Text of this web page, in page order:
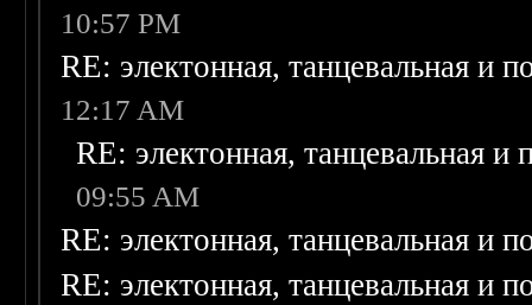
10:57 PM
RE: электонная, танцевальная и
12:17 AM
RE: электонная, танцевальная и
09:55 AM
RE: электонная, танцевальная и
RE: электонная, танцевальная и